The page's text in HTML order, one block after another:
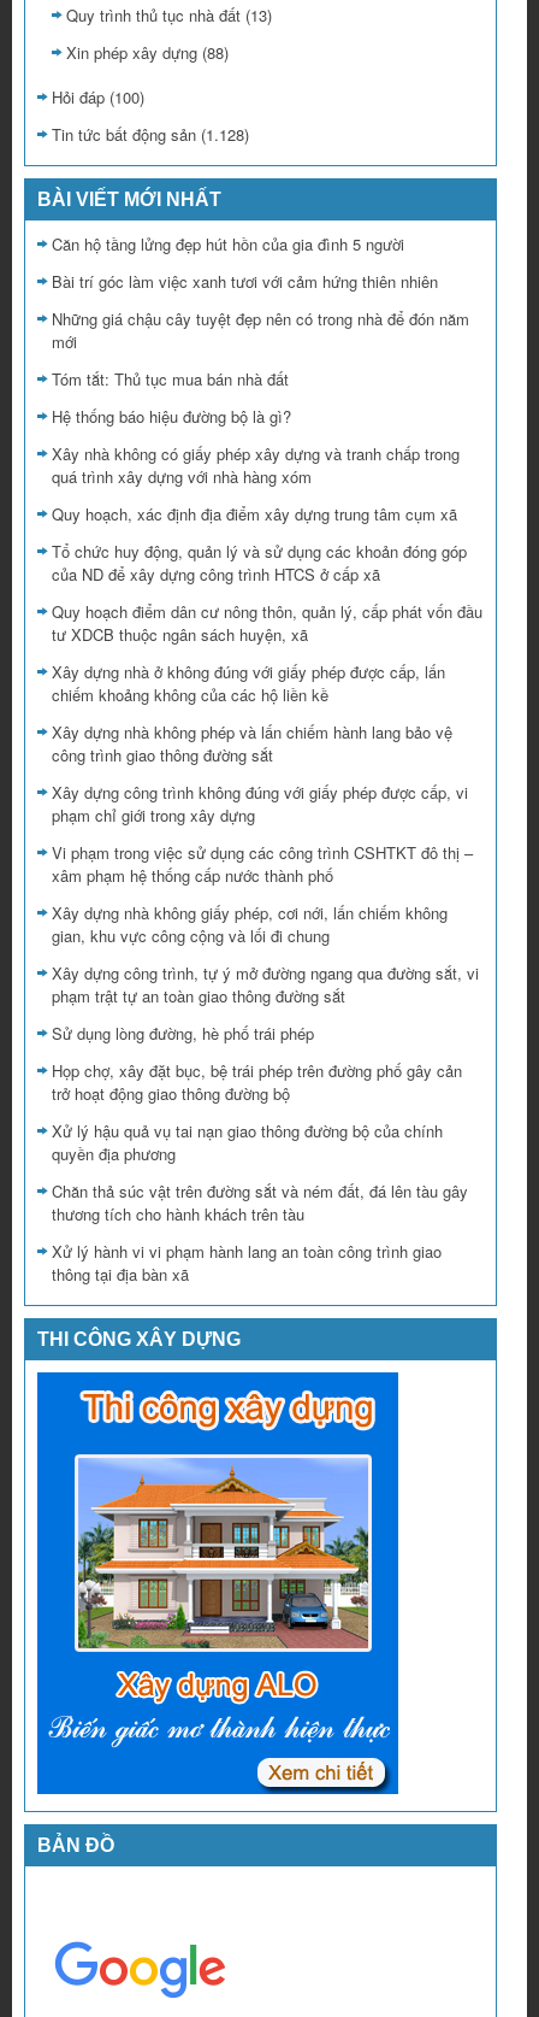
Quy trình thủ tục nhà đất (13)
Xin phép xây dựng (88)
Hỏi đáp (100)
Tin tức bất động sản (1.128)
BÀI VIẾT MỚI NHẤT
Căn hộ tầng lửng đẹp hút hồn của gia đình 5 người
Bài trí góc làm việc xanh tươi với cảm hứng thiên nhiên
Những giá chậu cây tuyệt đẹp nên có trong nhà để đón năm
mới
Tóm tắt: Thủ tục mua bán nhà đất
Hệ thống báo hiệu đường bộ là gì?
Xây nhà không có giấy phép xây dựng và tranh chấp trong
quá trình xây dựng với nhà hàng xóm
Quy hoạch, xác định địa điểm xây dựng trung tâm cụm xã
Tổ chức huy động, quản lý và sử dụng các khoản đóng góp
của ND để xây dựng công trình HTCS ở cấp xã
Quy hoạch điểm dân cư nông thôn, quản lý, cấp phát vốn đầu
tư XDCB thuộc ngân sách huyện, xã
Xây dựng nhà ở không đúng với giấy phép được cấp, lấn
chiếm khoảng không của các hộ liền kề
Xây dựng nhà không phép và lấn chiếm hành lang bảo vệ
công trình giao thông đường sắt
Xây dựng công trình không đúng với giấy phép được cấp, vi
phạm chỉ giới trong xây dựng
Vi phạm trong việc sử dụng các công trình CSHTKT đô thị –
xâm phạm hệ thống cấp nước thành phố
Xây dựng nhà không giấy phép, cơi nới, lấn chiếm không
gian, khu vực công cộng và lối đi chung
Xây dựng công trình, tự ý mở đường ngang qua đường sắt, vi
phạm trật tự an toàn giao thông đường sắt
Sử dụng lòng đường, hè phố trái phép
Họp chợ, xây đặt bục, bệ trái phép trên đường phố gây cản
trở hoạt động giao thông đường bộ
Xử lý hậu quả vụ tai nạn giao thông đường bộ của chính
quyền địa phương
Chăn thả súc vật trên đường sắt và ném đất, đá lên tàu gây
thương tích cho hành khách trên tàu
Xử lý hành vi vi phạm hành lang an toàn công trình giao
thông tại địa bàn xã
THI CÔNG XÂY DỰNG
BẢN ĐỒ